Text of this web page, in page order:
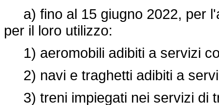
a) fino al 15 giugno 2022, per
per il loro utilizzo:
1) aeromobili adibiti a servizi
2) navi e traghetti adibiti a
3) treni impiegati nei servizi di